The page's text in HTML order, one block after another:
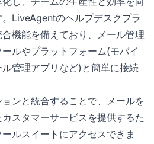
。LiveAgentのヘルプデスクプラ
機能を備えており、メール管理
ルやプラットフォーム(モバイ
管理アプリなど)と簡単に接続
ンと統合することで、メールを
スタマーサービスを提供するた
ルスイートにアクセスできま